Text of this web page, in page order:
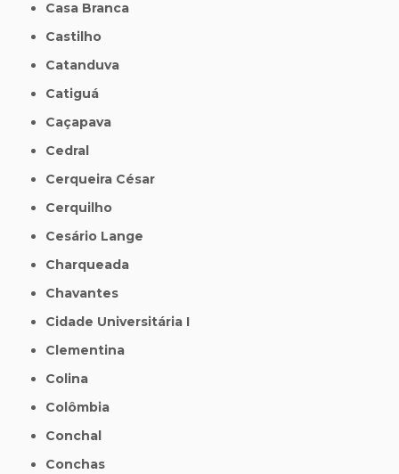
Casa Branca
Castilho
Catanduva
Catiguá
Caçapava
Cedral
Cerqueira César
Cerquilho
Cesário Lange
Charqueada
Chavantes
Cidade Universitária I
Clementina
Colina
Colômbia
Conchal
Conchas